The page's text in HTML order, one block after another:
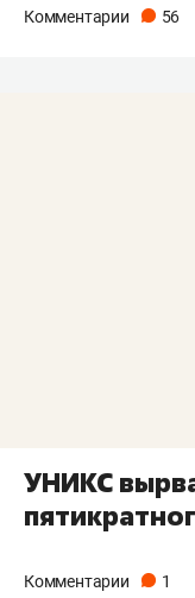
Комментарии 56
УНИКС
Комментарии 1